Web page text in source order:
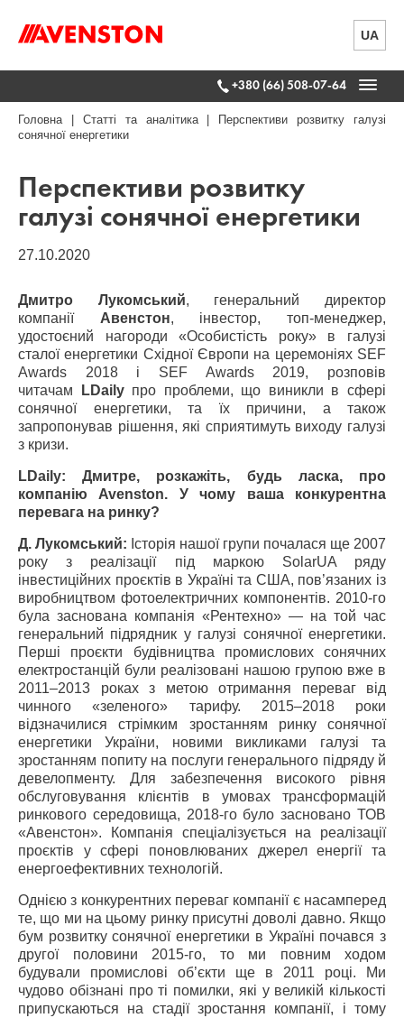
UA
+380 (66) 508-07-64
Головна| Статті та аналітика|
Перспективи розвитку галузі
сонячної енергетики
Перспективи розвитку
галузі сонячної енергетики
27.10.2020
Дмитро Лукомський, генеральний директор
компанії Авенстон, інвестор, топ-менеджер,
удостоєний нагороди «Особистість року» в галузі
сталої енергетики Східної Європи на церемоніях SEF
Awards 2018 і SEF Awards 2019, розповів
читачам
LDailyпро проблеми, що виникли в сфері
сонячної енергетики, та їх причини, а також
запропонував рішення, які сприятимуть виходу галузі
з кризи.
LDaily: Дмитре, розкажіть, будь ласка, про
компанію Avenston. У чому ваша конкурентна
перевага на ринку?
Д. Лукомський: Історія нашої групи почалася ще 2007
року з реалізації під маркою SolarUA ряду
інвестиційних проєктів в Україні та США, пов’язаних із
виробництвом фотоелектричних компонентів. 2010-го
була заснована компанія «Рентехно» — на той час
генеральний підрядник у галузі сонячної енергетики.
Перші проєкти будівництва промислових сонячних
електростанцій були реалізовані нашою групою вже в
2011–2013 роках з метою отримання переваг від
чинного «зеленого» тарифу. 2015–2018 роки
відзначилися стрімким зростанням ринку сонячної
енергетики України, новими викликами галузі та
зростанням попиту на послуги генерального підряду й
девелопменту. Для забезпечення високого рівня
обслуговування клієнтів в умовах трансформацій
ринкового середовища, 2018-го було засновано ТОВ
«Авенстон». Компанія спеціалізується на реалізації
проєктів у сфері поновлюваних джерел енергії та
енергоефективних технологій.
Однією з конкурентних переваг компанії є насамперед
те, що ми на цьому ринку присутні доволі давно. Якщо
бум розвитку сонячної енергетики в Україні почався з
другої половини 2015-го, то ми повним ходом
будували промислові об’єкти ще в 2011 році. Ми
чудово обізнані про ті помилки, які у великій кількості
припускаються на стадії зростання компанії, і тому